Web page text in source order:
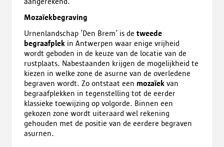
Mozaïekbegraving
Urnenlandschap ‘Den Brem’ is de tweede
begraafplek in Antwerpen waar enige vrijheid
wordt geboden in de keuze van de locatie van de
rustplaats. Nabestaanden krijgen de mogelijkheid te
kiezen in welke zone de asurne van de overledene
begraven wordt. Zo ontstaat een mozaïek van
begraafplekken in tegenstelling tot de eerder
klassieke toewijzing op volgorde. Binnen een
gekozen zone wordt uiteraard wel rekening
gehouden met de positie van de eerdere begraven
asurnen.